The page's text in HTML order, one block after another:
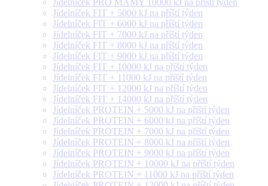
Jídelníček PRO MÁMY 10000 kJ na příští týden
Jídelníček FIT + 5000 kJ na příští týden
Jídelníček FIT + 6000 kJ na příští týden
Jídelníček FIT + 7000 kJ na příští týden
Jídelníček FIT + 8000 kJ na příští týden
Jídelníček FIT + 9000 kJ na příští týden
Jídelníček FIT + 10000 kJ na příští týden
Jídelníček FIT + 11000 kJ na příští týden
Jídelníček FIT + 12000 kJ na příští týden
Jídelníček FIT + 14000 kJ na příští týden
Jídelníček PROTEIN + 5000 kJ na příští týden
Jídelníček PROTEIN + 6000 kJ na příští týden
Jídelníček PROTEIN + 7000 kJ na příští týden
Jídelníček PROTEIN + 8000 kJ na příští týden
Jídelníček PROTEIN + 9000 kJ na příští týden
Jídelníček PROTEIN + 10000 kJ na příští týden
Jídelníček PROTEIN + 11000 kJ na příští týden